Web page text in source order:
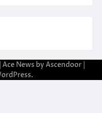
| Ace News by Ascendoor
.